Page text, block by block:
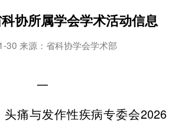
协所属学会学术活动信息
30 来源：省科协学会学术部
一
痛与发作性疾病专委会2026